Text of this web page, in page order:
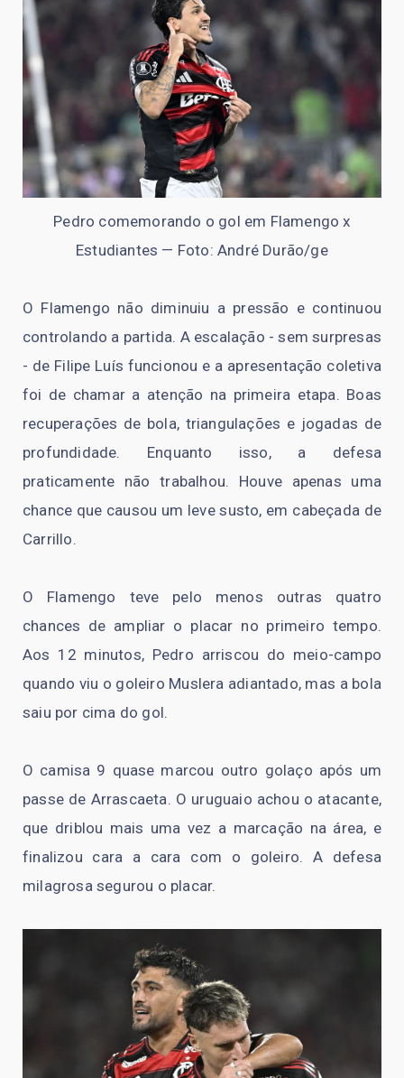
Pedro comemorando o gol em Flamengo x
Estudiantes — Foto: André Durão/ge
O Flamengo não diminuiu a pressão e continuou
controlando a partida. A escalação - sem surpresas
- de Filipe Luís funcionou e a apresentação coletiva
foi de chamar a atenção na primeira etapa. Boas
recuperações de bola, triangulações e jogadas de
profundidade. Enquanto isso, a defesa
praticamente não trabalhou. Houve apenas uma
chance que causou um leve susto, em cabeçada de
Carrillo.
O Flamengo teve pelo menos outras quatro
chances de ampliar o placar no primeiro tempo.
Aos 12 minutos, Pedro arriscou do meio-campo
quando viu o goleiro Muslera adiantado, mas a bola
saiu por cima do gol.
O camisa 9 quase marcou outro golaço após um
passe de Arrascaeta. O uruguaio achou o atacante,
que driblou mais uma vez a marcação na área, e
finalizou cara a cara com o goleiro. A defesa
milagrosa segurou o placar.